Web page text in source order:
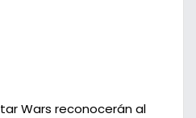
Wars reconocerán al